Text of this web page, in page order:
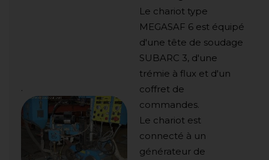
.
Le chariot type
MEGASAF 6 est équipé
d'une tête de soudage
SUBARC 3, d'une
trémie à flux et d'un
coffret de
commandes.
Le chariot est
connecté à un
générateur de